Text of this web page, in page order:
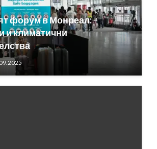
форум в Монреал:
и климатични